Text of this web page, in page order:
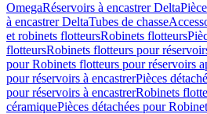
OmegaRéservoirs à encastrer Delta
à encastrer DeltaTubes de chasse
et robinets flotteursRobinets flotteurs
flotteursRobinets flotteurs pour
pour Robinets flotteurs pour réservoirs
pour réservoirs à encastrerPièces
pour réservoirs à encastrerRobinets
céramiquePièces détachées pour